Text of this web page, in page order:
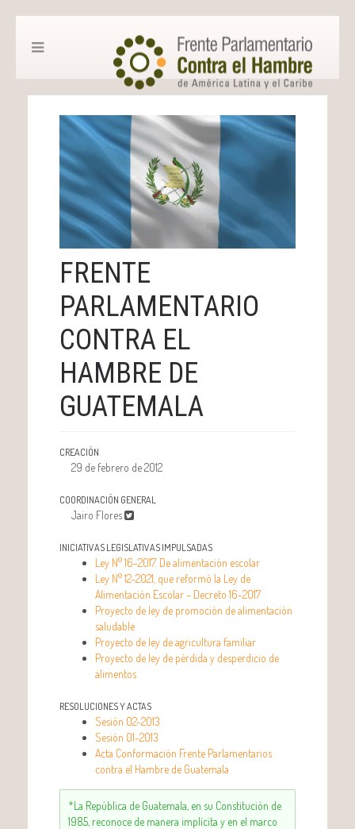
FRENTE
PARLAMENTARIO
CONTRA EL
HAMBRE DE
GUATEMALA
CREACIÓN
29 de febrero de 2012
COORDINACIÓN GENERAL
Jairo Flores
INICIATIVAS LEGISLATIVAS IMPULSADAS
Ley N° 16-2017. De alimentación escolar
Ley N° 12-2021, que reformó la Ley de
Alimentación Escolar – Decreto 16-2017
Proyecto de ley de promoción de alimentación
saludable
Proyecto de ley de agricultura familiar
Proyecto de ley de pérdida y desperdicio de
alimentos
RESOLUCIONES Y ACTAS
Sesión 02-2013
Sesión 01-2013
Acta Conformación Frente Parlamentarios
contra el Hambre de Guatemala
*La República de Guatemala, en su Constitución de
1985, reconoce de manera implícita y en el marco